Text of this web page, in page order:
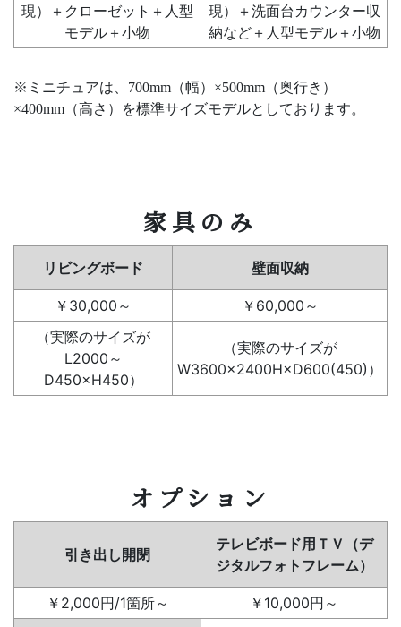
現）＋クローゼット＋人型
モデル＋小物
現）＋洗面台カウンター収
納など＋人型モデル＋小物
※ミニチュアは、700mm（幅）×500mm（奥行き）
×400mm（高さ）を標準サイズモデルとしております。
家具のみ
リビングボード 壁面収納
￥30,000～
￥60,000～
（実際のサイズが
L2000～
D450×H450）
（実際のサイズが
W3600×2400H×D600(450)）
オプション
引き出し開閉
テレビボード用ＴＶ（デ
ジタルフォトフレーム）
￥2,000円/1箇所～ ￥10,000円～